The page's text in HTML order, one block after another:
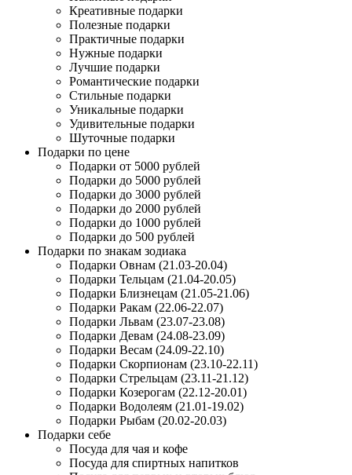
Креативные подарки
Полезные подарки
Практичные подарки
Нужные подарки
Лучшие подарки
Романтические подарки
Стильные подарки
Уникальные подарки
Удивительные подарки
Шуточные подарки
Подарки по цене
Подарки от 5000 рублей
Подарки до 5000 рублей
Подарки до 3000 рублей
Подарки до 2000 рублей
Подарки до 1000 рублей
Подарки до 500 рублей
Подарки по знакам зодиака
Подарки Овнам (21.03-20.04)
Подарки Тельцам (21.04-20.05)
Подарки Близнецам (21.05-21.06)
Подарки Ракам (22.06-22.07)
Подарки Львам (23.07-23.08)
Подарки Девам (24.08-23.09)
Подарки Весам (24.09-22.10)
Подарки Скорпионам (23.10-22.11)
Подарки Стрельцам (23.11-21.12)
Подарки Козерогам (22.12-20.01)
Подарки Водолеям (21.01-19.02)
Подарки Рыбам (20.02-20.03)
Подарки себе
Посуда для чая и кофе
Посуда для спиртных напитков